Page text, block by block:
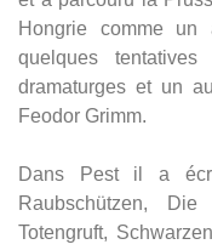
Hongrie comme
quelques
dramaturges et un
Feodor Grimm.
Dans Pest il a
Raubschützen,
Totengruft,